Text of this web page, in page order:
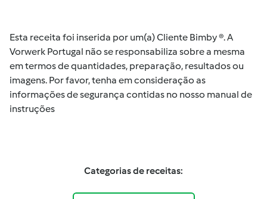
Esta receita foi inserida por um(a) Cliente Bimby ®. A
Vorwerk Portugal não se responsabiliza sobre a mesma
em termos de quantidades, preparação, resultados ou
imagens. Por favor, tenha em consideração as
informações de segurança contidas no nosso manual de
instruções
Categorias de receitas: